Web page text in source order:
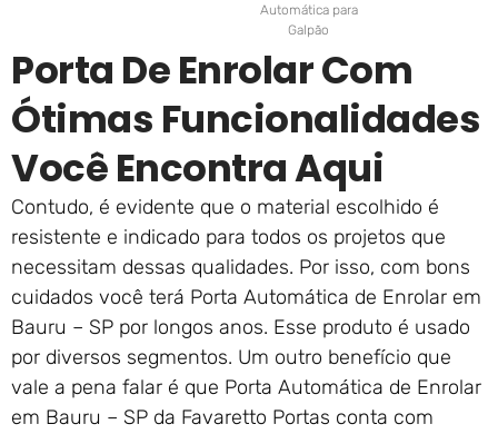
Automática para
Galpão
Porta De Enrolar Com
Ótimas Funcionalidades
Você Encontra Aqui
Contudo, é evidente que o material escolhido é
resistente e indicado para todos os projetos que
necessitam dessas qualidades. Por isso, com bons
cuidados você terá Porta Automática de Enrolar em
Bauru – SP por longos anos. Esse produto é usado
por diversos segmentos. Um outro benefício que
vale a pena falar é que Porta Automática de Enrolar
em Bauru – SP da Favaretto Portas conta com